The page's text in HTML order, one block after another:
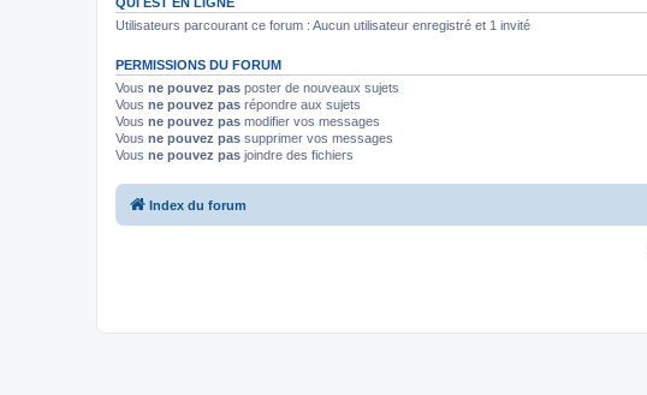
Utilisateurs parcourant ce forum : Aucun utilisateur enregistré et 1 invité
PERMISSIONS DU FORUM
Vous ne pouvez pas poster de nouveaux sujets
Vous ne pouvez pas répondre aux sujets
Vous ne pouvez pas modifier vos messages
Vous ne pouvez pas supprimer vos messages
Vous ne pouvez pas joindre des fichiers
Index du forum